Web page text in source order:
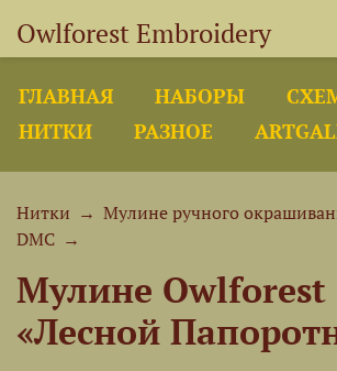
Owlforest Embroidery
ГЛАВНАЯ НАБОРЫ
НИТКИ
РАЗНОЕ
Нитки → Мулине ручного
DMC →
Мулине Owlforest
«Лесной